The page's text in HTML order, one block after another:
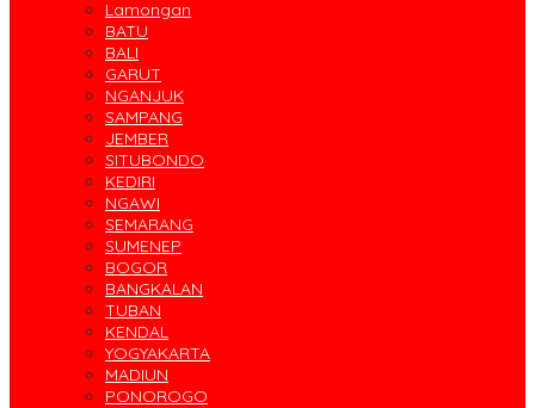
Lamongan
BATU
BALI
GARUT
NGANJUK
SAMPANG
JEMBER
SITUBONDO
KEDIRI
NGAWI
SEMARANG
SUMENEP
BOGOR
BANGKALAN
TUBAN
KENDAL
YOGYAKARTA
MADIUN
PONOROGO